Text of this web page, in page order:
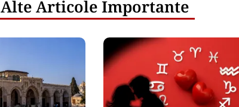
Alte Articole Importante